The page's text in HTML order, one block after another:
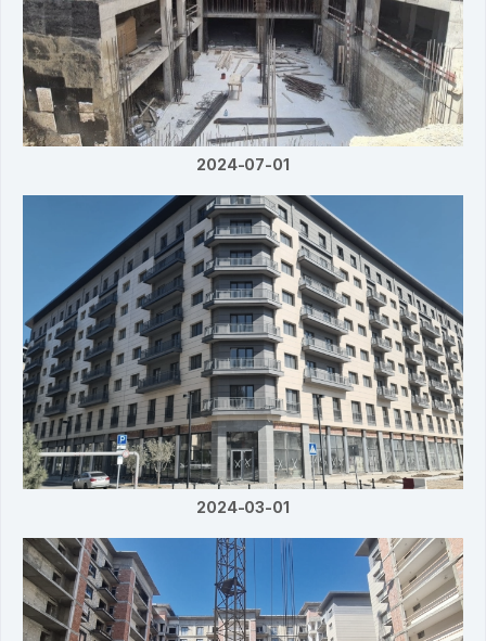
2024-07-01
2024-03-01